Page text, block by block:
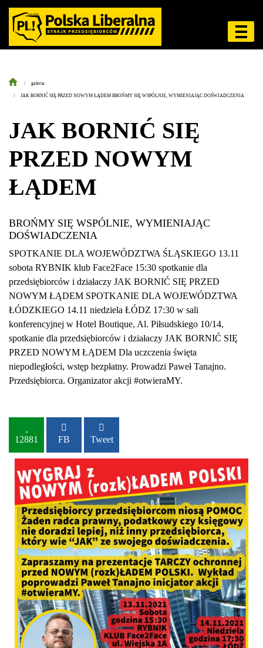
galeria
JAK BORNIĆ SIĘ PRZED NOWYM ŁĄDEM BROŃMY SIĘ WSPÓLNIE, WYMIENIAJĄC DOŚWIADCZENIA
JAK BORNIĆ SIĘ
PRZED NOWYM
ŁĄDEM
BROŃMY SIĘ WSPÓLNIE, WYMIENIAJĄC
DOŚWIADCZENIA
SPOTKANIE DLA WOJEWÓDZTWA ŚLĄSKIEGO 13.11
sobota RYBNIK klub Face2Face 15:30 spotkanie dla
przedsiębiorców i działaczy JAK BORNIĆ SIĘ PRZED
NOWYM ŁĄDEM SPOTKANIE DLA WOJEWÓDZTWA
ŁÓDZKIEGO 14.11 niedziela ŁÓDZ 17:30 w sali
konferencyjnej w Hotel Boutique, Al. Piłsudskiego 10/14,
spotkanie dla przedsiębiorców i działaczy JAK BORNIĆ SIĘ
PRZED NOWYM ŁĄDEM Dla uczczenia święta
niepodległości, wstęp bezpłatny. Prowadzi Paweł Tanajno.
Przedsiębiorca. Organizator akcji #otwieraMY.
12881 FB Tweet